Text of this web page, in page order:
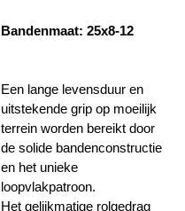
Bandenmaat: 25x8-12
Een lange levensduur en
uitstekende grip op moeilijk
terrein worden bereikt door
de solide bandenconstructie
en het unieke
loopvlakpatroon.
Het gelijkmatige rolgedrag